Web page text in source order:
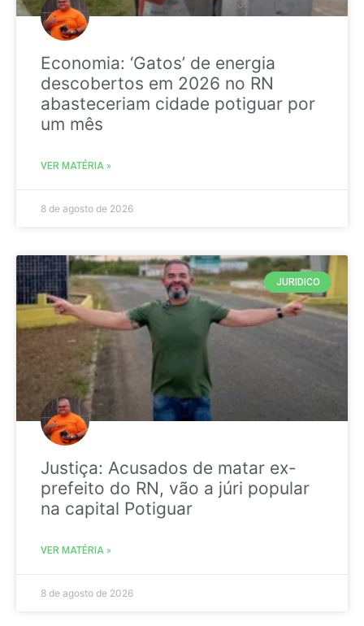
Economia: ‘Gatos’ de energia
descobertos em 2026 no RN
abasteceriam cidade potiguar por
um mês
VER MATÉRIA »
8 de agosto de 2026
JURIDICO
Justiça: Acusados de matar ex-
prefeito do RN, vão a júri popular
na capital Potiguar
VER MATÉRIA »
8 de agosto de 2026